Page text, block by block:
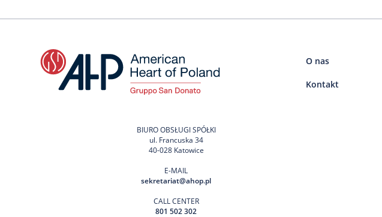
BIURO OBSŁUGI SPÓŁKI
ul. Francuska 34
40-028 Katowice
E-MAIL
sekretariat@ahop.pl
CALL CENTER
801 502 302
O nas
Kontakt